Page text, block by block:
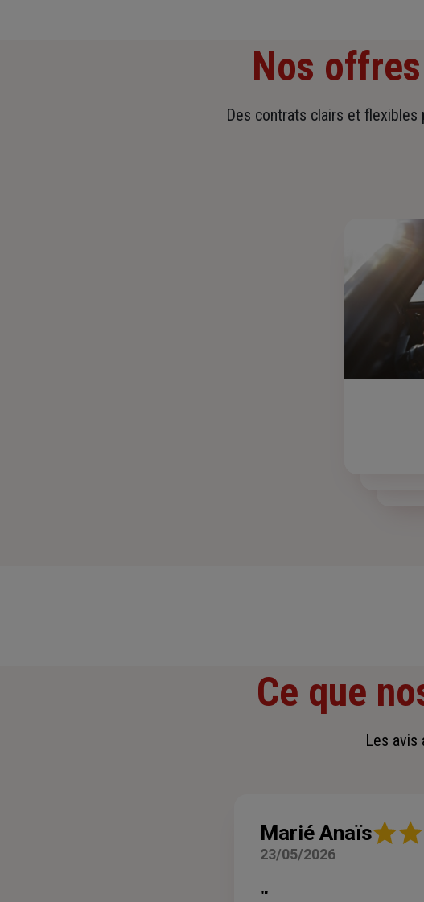
Nos offres
Des contrats clairs et flexibles
Ce que
Les avis
Marié AnaïsNote
23/05/2026
""